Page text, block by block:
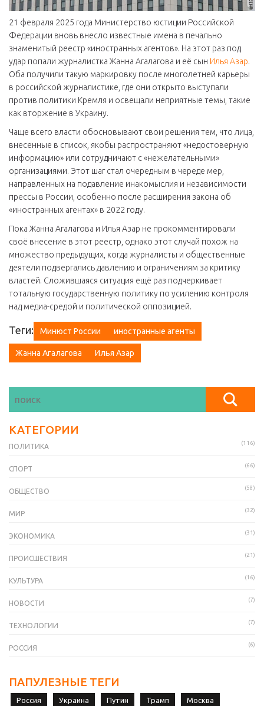
21 февраля 2025 года Министерство юстиции Российской
Федерации вновь внесло известные имена в печально
знаменитый реестр «иностранных агентов». На этот раз под
удар попали журналистка Жанна Агалагова и её сын Илья Азар.
Оба получили такую маркировку после многолетней карьеры
в российской журналистике, где они открыто выступали
против политики Кремля и освещали неприятные темы, такие
как вторжение в Украину.
Чаще всего власти обосновывают свои решения тем, что лица,
внесенные в список, якобы распространяют «недостоверную
информацию» или сотрудничают с «нежелательными»
организациями. Этот шаг стал очередным в череде мер,
направленных на подавление инакомыслия и независимости
прессы в России, особенно после расширения закона об
«иностранных агентах» в 2022 году.
Пока Жанна Агалагова и Илья Азар не прокомментировали
своё внесение в этот реестр, однако этот случай похож на
множество предыдущих, когда журналисты и общественные
деятели подвергались давлению и ограничениям за критику
властей. Сложившаяся ситуация ещё раз подчеркивает
тотальную государственную политику по усилению контроля
над медиа-средой и политической оппозицией.
Теги: Минюст России иностранные агенты
Жанна Агалагова Илья Азар
КАТЕГОРИИ
ПОЛИТИКА (116)
СПОРТ (66)
ОБЩЕСТВО (58)
МИР (32)
ЭКОНОМИКА (31)
ПРОИСШЕСТВИЯ (21)
КУЛЬТУРА (16)
НОВОСТИ (7)
ТЕХНОЛОГИИ (7)
РОССИЯ (6)
ПАПУЛЕЗНЫЕ ТЕГИ
Россия Украина Путин Трамп Москва